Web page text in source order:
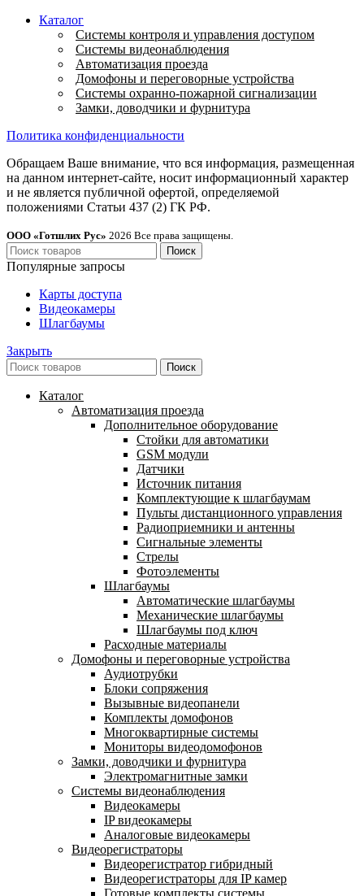
Каталог
Системы контроля и управления доступом
Системы видеонаблюдения
Автоматизация проезда
Домофоны и переговорные устройства
Системы охранно-пожарной сигнализации
Замки, доводчики и фурнитура
Политика конфиденциальности
Обращаем Ваше внимание, что вся информация, размещенная
на данном интернет-сайте, носит информационный характер
и не является публичной офертой, определяемой
положениями Статьи 437 (2) ГК РФ.
ООО «Готшлих Рус» 2026 Все права защищены.
Поиск
Популярные запросы
Карты доступа
Видеокамеры
Шлагбаумы
Закрыть
Поиск
Каталог
Автоматизация проезда
Дополнительное оборудование
Cтойки для автоматики
GSM модули
Датчики
Источник питания
Комплектующие к шлагбаумам
Пульты дистанционного управления
Радиоприемники и антенны
Сигнальные элементы
Стрелы
Фотоэлементы
Шлагбаумы
Автоматические шлагбаумы
Механические шлагбаумы
Шлагбаумы под ключ
Расходные материалы
Домофоны и переговорные устройства
Аудиотрубки
Блоки сопряжения
Вызывные видеопанели
Комплекты домофонов
Многоквартирные системы
Мониторы видеодомофонов
Замки, доводчики и фурнитура
Электромагнитные замки
Системы видеонаблюдения
Видеокамеры
IP видеокамеры
Аналоговые видеокамеры
Видеорегистраторы
Видеорегистратор гибридный
Видеорегистраторы для IP камер
Готовые комплекты системы